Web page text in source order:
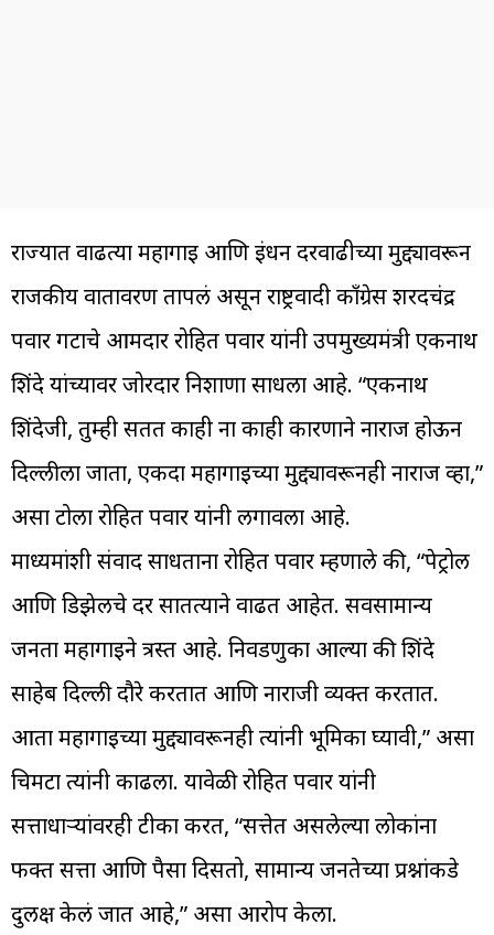
राज्यात वाढत्या महागाई आणि इंधन दरवाढीच्या मुद्द्यावरून
राजकीय वातावरण तापलं असून राष्ट्रवादी काँग्रेस शरदचंद्र
पवार गटाचे आमदार रोहित पवार यांनी उपमुख्यमंत्री एकनाथ
शिंदे यांच्यावर जोरदार निशाणा साधला आहे. “एकनाथ
शिंदेजी, तुम्ही सतत काही ना काही कारणाने नाराज होऊन
दिल्लीला जाता, एकदा महागाईच्या मुद्द्यावरूनही नाराज व्हा,”
असा टोला रोहित पवार यांनी लगावला आहे.
माध्यमांशी संवाद साधताना रोहित पवार म्हणाले की, “पेट्रोल
आणि डिझेलचे दर सातत्याने वाढत आहेत. सर्वसामान्य
जनता महागाईने त्रस्त आहे. निवडणुका आल्या की शिंदे
साहेब दिल्ली दौरे करतात आणि नाराजी व्यक्त करतात.
आता महागाईच्या मुद्द्यावरूनही त्यांनी भूमिका घ्यावी,” असा
चिमटा त्यांनी काढला. यावेळी रोहित पवार यांनी
सत्ताधाऱ्यांवरही टीका करत, “सत्तेत असलेल्या लोकांना
फक्त सत्ता आणि पैसा दिसतो, सामान्य जनतेच्या प्रश्नांकडे
दुर्लक्ष केलं जात आहे,” असा आरोप केला.